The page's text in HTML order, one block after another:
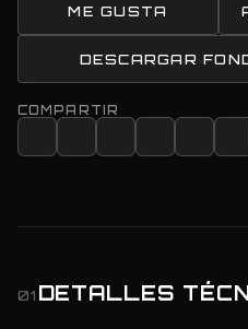
ME GUSTA
DESCARGAR
COMPARTIR
01 DETALLES